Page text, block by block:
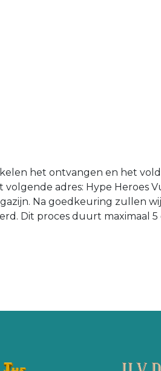
het ontvangen en het
adres: Hype Heroes
Na goedkeuring zullen
Dit proces duurt maximaal